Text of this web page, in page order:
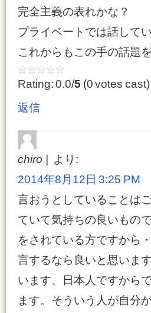
完全主義の表れかな？
プライベートでは話して
これからもこの手の話題
Rating: 0.0/5 (0 votes cast)
返信
chiro
より:
2014年8月12日 3:25 PM
言おうとしていることは
ていて気持ちの良いもの
をされている方ですから
言するなら良いと思いま
います、日本人ですから
ます。そういう人が自分